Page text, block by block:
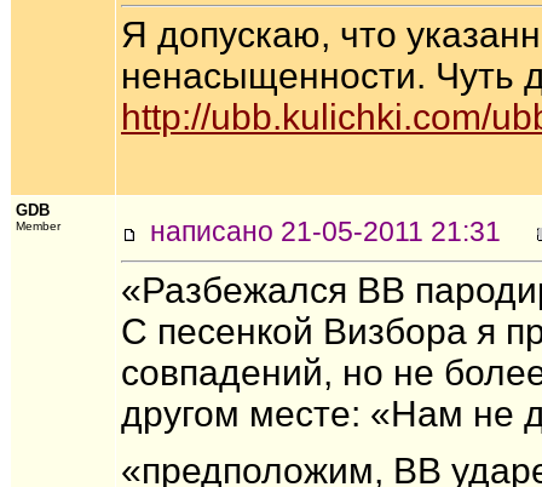
Я допускаю, что
ненасыщенности. Чуть
http://ubb.kulichki.com/
GDB
Member написано 21-05-2011 21:31
«Разбежался ВВ
С песенкой Визбора я
совпадений, но не
другом месте: «Нам не
«предположим, ВВ